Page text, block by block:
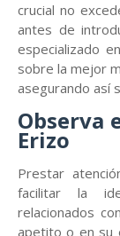
crucial no
antes de
especializado
sobre la mejor
asegurando así
Observa
Erizo
Prestar
facilitar la
relacionados
apetito o en su